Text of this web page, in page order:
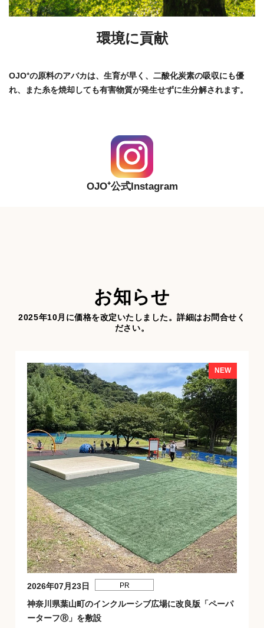
環境に貢献
OJO⁺の原料のアバカは、生育が早く、二酸化炭素の吸収にも優
れ、また糸を焼却しても有害物質が発生せずに生分解されます。
OJO⁺公式Instagram
お知らせ
2025年10月に価格を改定いたしました。詳細はお問合せく
ださい。
2026年07月23日 PR
神奈川県葉山町のインクルーシブ広場に改良版「ペーパ
ーターフⓇ」を敷設